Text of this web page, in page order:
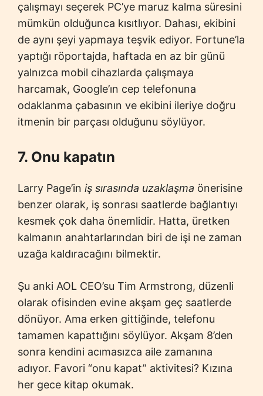
çalışmayı seçerek PC’ye maruz kalma süresini
mümkün olduğunca kısıtlıyor. Dahası, ekibini
de aynı şeyi yapmaya teşvik ediyor. Fortune’la
yaptığı röportajda, haftada en az bir günü
yalnızca mobil cihazlarda çalışmaya
harcamak, Google’ın cep telefonuna
odaklanma çabasının ve ekibini ileriye doğru
itmenin bir parçası olduğunu söylüyor.
7. Onu kapatın
Larry Page’in iş sırasında uzaklaşma önerisine
benzer olarak, iş sonrası saatlerde bağlantıyı
kesmek çok daha önemlidir. Hatta, üretken
kalmanın anahtarlarından biri de işi ne zaman
uzağa kaldıracağını bilmektir.
Şu anki AOL CEO’su Tim Armstrong, düzenli
olarak ofisinden evine akşam geç saatlerde
dönüyor. Ama erken gittiğinde, telefonu
tamamen kapattığını söylüyor. Akşam 8’den
sonra kendini acımasızca aile zamanına
adıyor. Favori “onu kapat” aktivitesi? Kızına
her gece kitap okumak.